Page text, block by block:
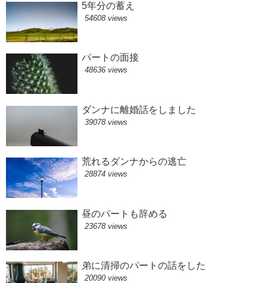
5年分の蓄え
54608 views
パートの面接
48636 views
ダンナに離婚話をしました
39078 views
荒れるダンナからの逃亡
28874 views
昼のパートも辞める
23678 views
弟に清掃のパートの話をした
20090 views